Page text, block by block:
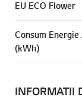
EU ECO Flower
Consum Energie
(kWh)
INFORMATII